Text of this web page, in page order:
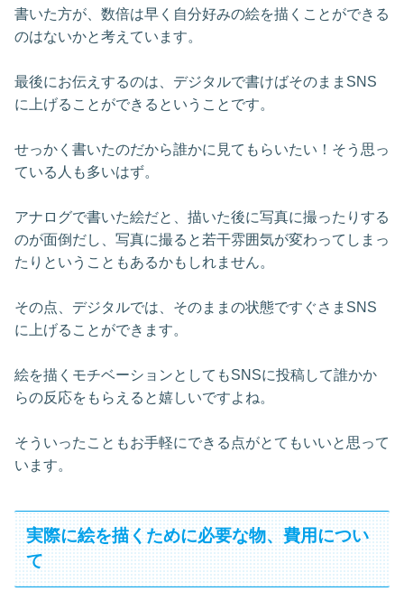
書いた方が、数倍は早く自分好みの絵を描くことができる
のはないかと考えています。
最後にお伝えするのは、デジタルで書けばそのままSNS
に上げることができるということです。
せっかく書いたのだから誰かに見てもらいたい！そう思っ
ている人も多いはず。
アナログで書いた絵だと、描いた後に写真に撮ったりする
のが面倒だし、写真に撮ると若干雰囲気が変わってしまっ
たりということもあるかもしれません。
その点、デジタルでは、そのままの状態ですぐさまSNS
に上げることができます。
絵を描くモチベーションとしてもSNSに投稿して誰かか
らの反応をもらえると嬉しいですよね。
そういったこともお手軽にできる点がとてもいいと思って
います。
実際に絵を描くために必要な物、費用につい
て